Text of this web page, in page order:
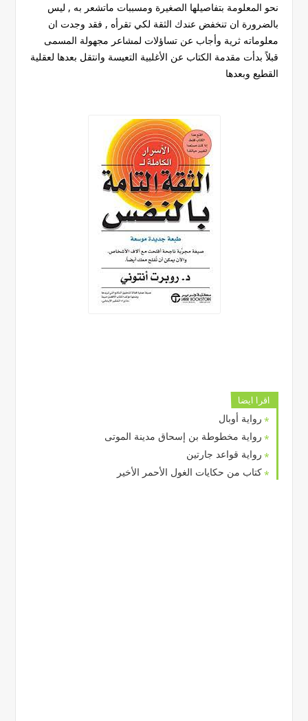
نحو المعلومة بتفاصيلها الصغيرة ومسببات ماتشعر به , ليس
بالضرورة ان تنخفض عندك الثقة لكي تقرأه , فقد وجدت ان
معلوماته ثرية وأجاب عن تساؤلات لمشاعر مجهولة المسمى
قبلاً بدأت مقدمة الكتاب عن الأغلبية التعيسة وانتقل بعدها لعقلية
القطيع وبعدها
اقرا ايضا
رواية أوبال
رواية مخطوطة بن إسحاق مدينة الموتى
رواية قواعد جارتين
كتاب من حكايات الغول الأحمر الأخير